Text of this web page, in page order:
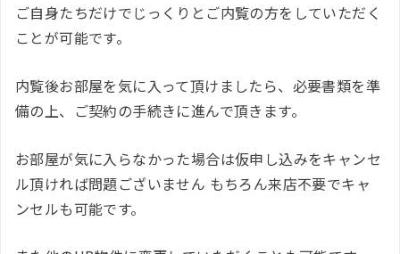
ご自身たちだけでじっくりとご内覧の方をしていただく
ことが可能です。
内覧後お部屋を気に入って頂けましたら、必要書類を準
備の上、ご契約の手続きに進んで頂きます。
お部屋が気に入らなかった場合は仮申し込みをキャンセ
ル頂ければ問題ございません もちろん来店不要でキャ
ンセルも可能です。